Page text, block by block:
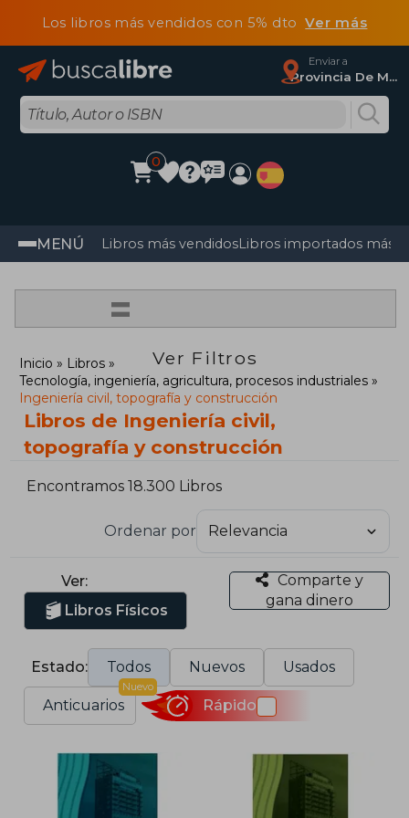
Los libros más vendidos con 5% dtoVer más
Enviar a
Provincia De Madrid
0
MENÚ Libros más vendidosLibros importados más
=
Ver Filtros
Inicio
Libros
Tecnología, ingeniería, agricultura, procesos industriales
Ingeniería civil, topografía y construcción
Libros de Ingeniería civil,
topografía y construcción
Encontramos 18.300 Libros
Ordenar por
Ver:
Libros Físicos
Comparte y
gana dinero
Estado: Todos Nuevos Usados
Anticuarios
Nuevo
Rápido